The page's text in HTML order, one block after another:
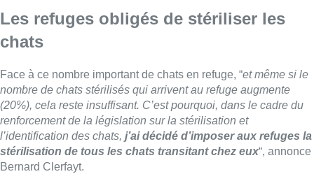
Les refuges obligés de stériliser les
chats
Face à ce nombre important de chats en refuge, “et même si le
nombre de chats stérilisés qui arrivent au refuge augmente
(20%), cela reste insuffisant. C’est pourquoi, dans le cadre du
renforcement de la législation sur la stérilisation et
l’identification des chats, j’ai décidé d’imposer aux refuges la
stérilisation de tous les chats transitant chez eux“, annonce
Bernard Clerfayt.